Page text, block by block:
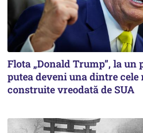
Flota „Donald Trump”, la un
putea deveni una dintre cele
construite vreodată de SUA